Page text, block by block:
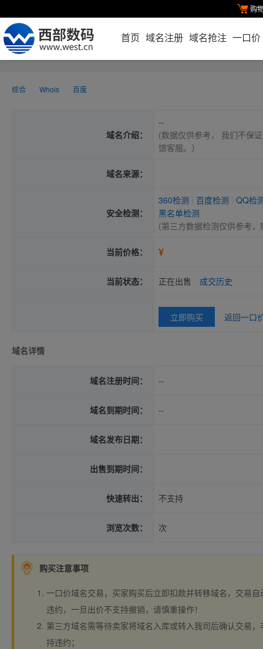
购
首页 域名注册 域名抢注 一口价
综合 Whois 百度
域名介绍：
--
(数据仅供参考， 我们不保
馈客服。）
域名来源：
安全检测：
360检测 百度检测
QQ检
黑名单检测
(第三方数据检测仅供参考
当前价格： ¥
当前状态： 正在出售 成交历史
立即购买 返回一口
域名详情
域名注册时间： --
域名到期时间： --
域名发布日期：
出售到期时间：
快速转出： 不支持
浏览次数： 次
购买注意事项
一口价域名交易，买家购买后立即扣款并转移域名，交易
违约，一旦出价不支持撤销，请慎重操作！
第三方域名需等待卖家将域名入库或转入我司后确认交易
持违约；